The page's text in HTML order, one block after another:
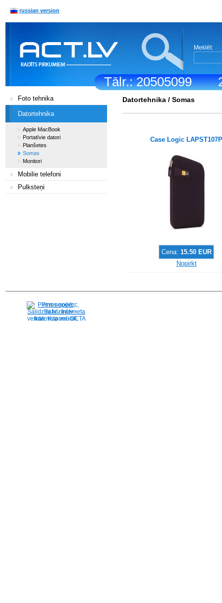
Tālr.: 20505099
russian version
Meklēt:
Foto tehnika
Datortehnika
Apple MacBook
Portatīvie datori
Planšetes
Somas
Monitori
Mobilie telefoni
Pulksteņi
Datortehnika / Somas
Case Logic LAPST107P
Cena: 15.50 EUR
Nopirkt
Pirms nopērc,
Salidzini.lv - Interneta
veikali, Kuponi, OCTA